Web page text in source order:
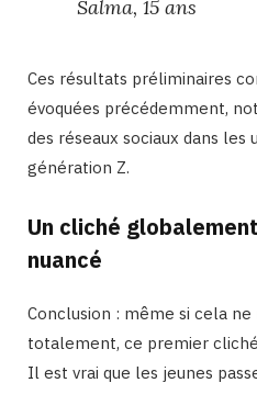
Salma, 15 ans
Ces résultats préliminaires
évoquées précédemment,
des réseaux sociaux dans les
génération Z.
Un cliché
nuancé
Conclusion : même si cela
totalement, ce premier
Il est vrai que les jeunes